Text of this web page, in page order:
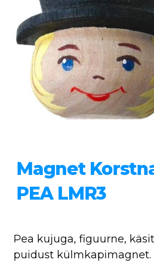
Magnet
PEA LMR3
Pea kujuga, figuurne,
puidust külmkapimagnet.